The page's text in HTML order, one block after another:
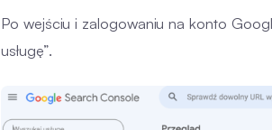
Po wejściu i zalogowaniu na konto
usługę”.